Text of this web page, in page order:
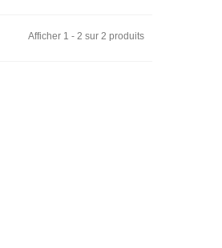
Afficher 1 - 2 sur 2 produits